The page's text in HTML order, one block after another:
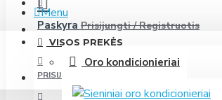
Paskyra Prisijungti / Registruotis
Menu
VISOS PREKĖS
Oro kondicionieriai
PRISIJUNGTI